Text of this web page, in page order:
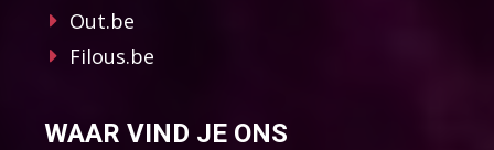
Out.be
Filous.be
WAAR VIND JE ONS